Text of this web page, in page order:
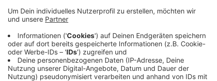
wegzuschicken.
Krankenhaus-Angestellten und versuchte aus Wut
auch Rettungssanitäter anzugreifen. Die konnten
den Mann festhalten und ihn der Polizei übergeben.
Mit 2,9 Promille Alkohol im Blut musste der Mann